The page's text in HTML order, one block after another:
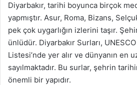
Diyarbakır, tarihi boyunca birçok
yapmıştır. Asur, Roma, Bizans,
pek çok uygarlığın izlerini taşır.
ünlüdür. Diyarbakır Surları,
Listesi’nde yer alır ve dünyanın en
sayılmaktadır. Bu surlar, şehrin
önemli bir yapıdır.